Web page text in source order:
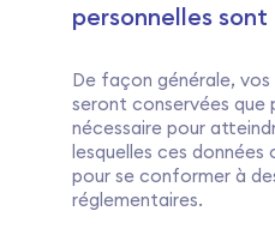
personnelles sont
De façon générale, vos
seront conservées que
nécessaire pour
lesquelles ces
pour se conformer à
réglementaires.